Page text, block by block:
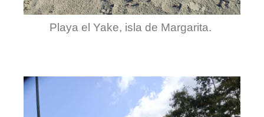
Playa el Yake, isla de Margarita.